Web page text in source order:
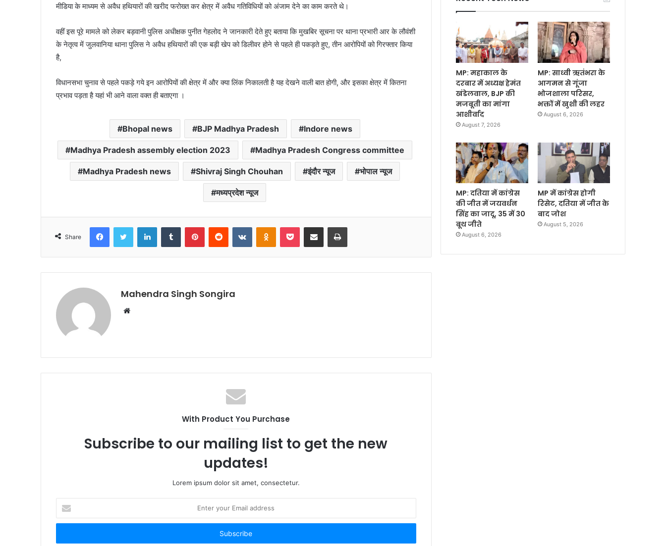
मीडिया के माध्यम से अवैध हथियारों की खरीद फरोख्त कर क्षेत्र में अवैध गतिविधियों को अंजाम देने का काम करते थे।
वहीं इस पूरे मामले को लेकर बड़वानी पुलिस अधीक्षक पुनीत गेहलोद ने जानकारी देते हुए बताया कि मुखबिर सूचना पर थाना प्रभारी आर के लौवंशी
के नेतृत्व में जुलवानिया थाना पुलिस ने अवैध हथियारों की एक बड़ी खेप को डिलीवर होने से पहले ही पकड़ते हुए, तीन आरोपियों को गिरफ्तार किया
है,
विधानसभा चुनाव से पहले पकड़े गये इन आरोपियों की क्षेत्र में और क्या लिंक निकालती है यह देखने वाली बात होगी, और इसका क्षेत्र में कितना
प्रभाव पड़ता है यहां भी आने वाला वक्त ही बताएगा ।
Bhopal news BJP Madhya Pradesh Indore news
Madhya Pradesh assembly election 2023 Madhya Pradesh Congress committee
Madhya Pradesh news Shivraj Singh Chouhan इंदौर न्यूज भोपाल न्यूज
मध्यप्रदेश न्यूज
Share
FacebookTwitter LinkedInTumblr PinterestReddit VKontakteOdnoklassniki
Pocket Share via Email Print
Mahendra Singh Songira
Website
With Product You Purchase
Subscribe to our mailing list to get the new
updates!
Lorem ipsum dolor sit amet, consectetur.
your
Email
MP: महाकाल के
दरबार में अध्यक्ष हेमंत
खंडेलवाल, BJP की
मजबूती का मांगा
आशीर्वाद
August 7, 2026
MP: साध्वी ऋतंभरा के
आगमन से गूंजा
भोजशाला परिसर,
भक्तों में खुशी की लहर
August 6, 2026
MP: दतिया में कांग्रेस
की जीत में जयवर्धन
सिंह का जादू, 35 में 30
बूथ जीते
August 6, 2026
MP में कांग्रेस होगी
रिसेट, दतिया में जीत के
बाद जोश
August 5, 2026